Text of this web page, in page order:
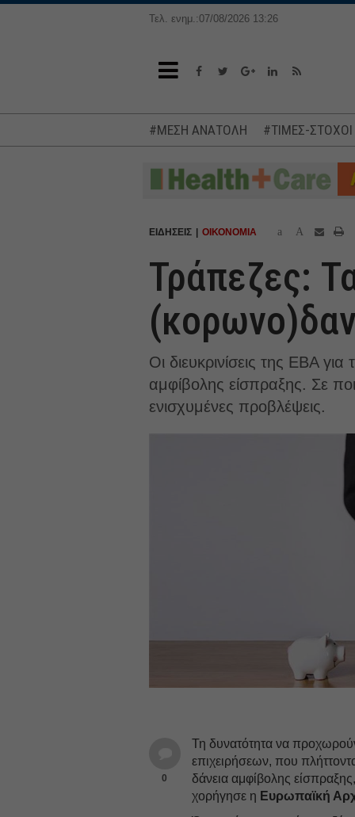
Τελ. ενημ.:07/08/2026 13:26
#ΜΕΣΗ ΑΝΑΤΟΛΗ #ΤΙΜΕΣ-
ΕΙΔΗΣΕΙΣ ΟΙΚΟΝΟΜΙΑ a A
Τράπεζες:
Οι διευκρινίσεις της EBA
αμφίβολης είσπραξης. Σε
ενισχυμένες προβλέψεις.
0
Τη δυνατότητα να
επιχειρήσεων, που
δάνεια αμφίβολης είσπραξης,
χορήγησε η Ευρωπαϊκή